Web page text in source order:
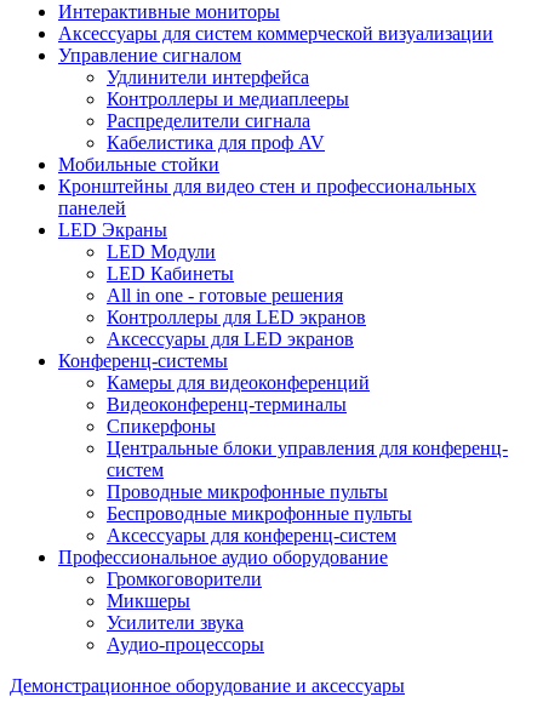
Интерактивные мониторы
Аксессуары для систем коммерческой визуализации
Управление сигналом
Удлинители интерфейса
Контроллеры и медиаплееры
Распределители сигнала
Кабелистика для проф AV
Мобильные стойки
Кронштейны для видео стен и профессиональных
панелей
LED Экраны
LED Модули
LED Кабинеты
All in one - готовые решения
Контроллеры для LED экранов
Аксессуары для LED экранов
Конференц-системы
Камеры для видеоконференций
Видеоконференц-терминалы
Спикерфоны
Центральные блоки управления для конференц-
систем
Проводные микрофонные пульты
Беспроводные микрофонные пульты
Аксессуары для конференц-систем
Профессиональное аудио оборудование
Громкоговорители
Микшеры
Усилители звука
Аудио-процессоры
Демонстрационное оборудование и аксессуары